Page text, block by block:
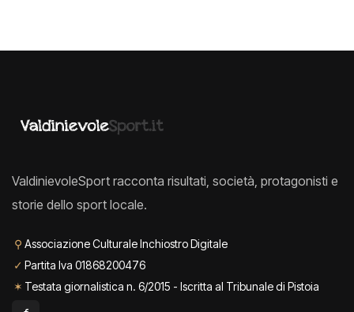
ValdinievoleSport racconta risultati, società, protagonisti e
storie dello sport locale.
⚲ Associazione Culturale Inchiostro Digitale
✓ Partita Iva 01868200476
✶ Testata giornalistica n. 6/2015 - Iscritta al Tribunale di Pistoia